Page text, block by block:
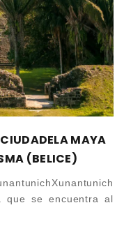
MAYA
(BELICE)
que se encuentra al